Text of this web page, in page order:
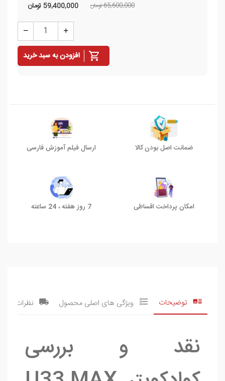
65,600,000 تومان 59,400,000تومان
افزودن به سبد خرید
ضمانت اصل بودن کالا ارسال فیلم آموزش فارسی
امکان پرداخت اقساطی 7 روز هفته ، 24 ساعته
توضیحات ویژگی های اصلی محصول نظرات
نقد و بررسی